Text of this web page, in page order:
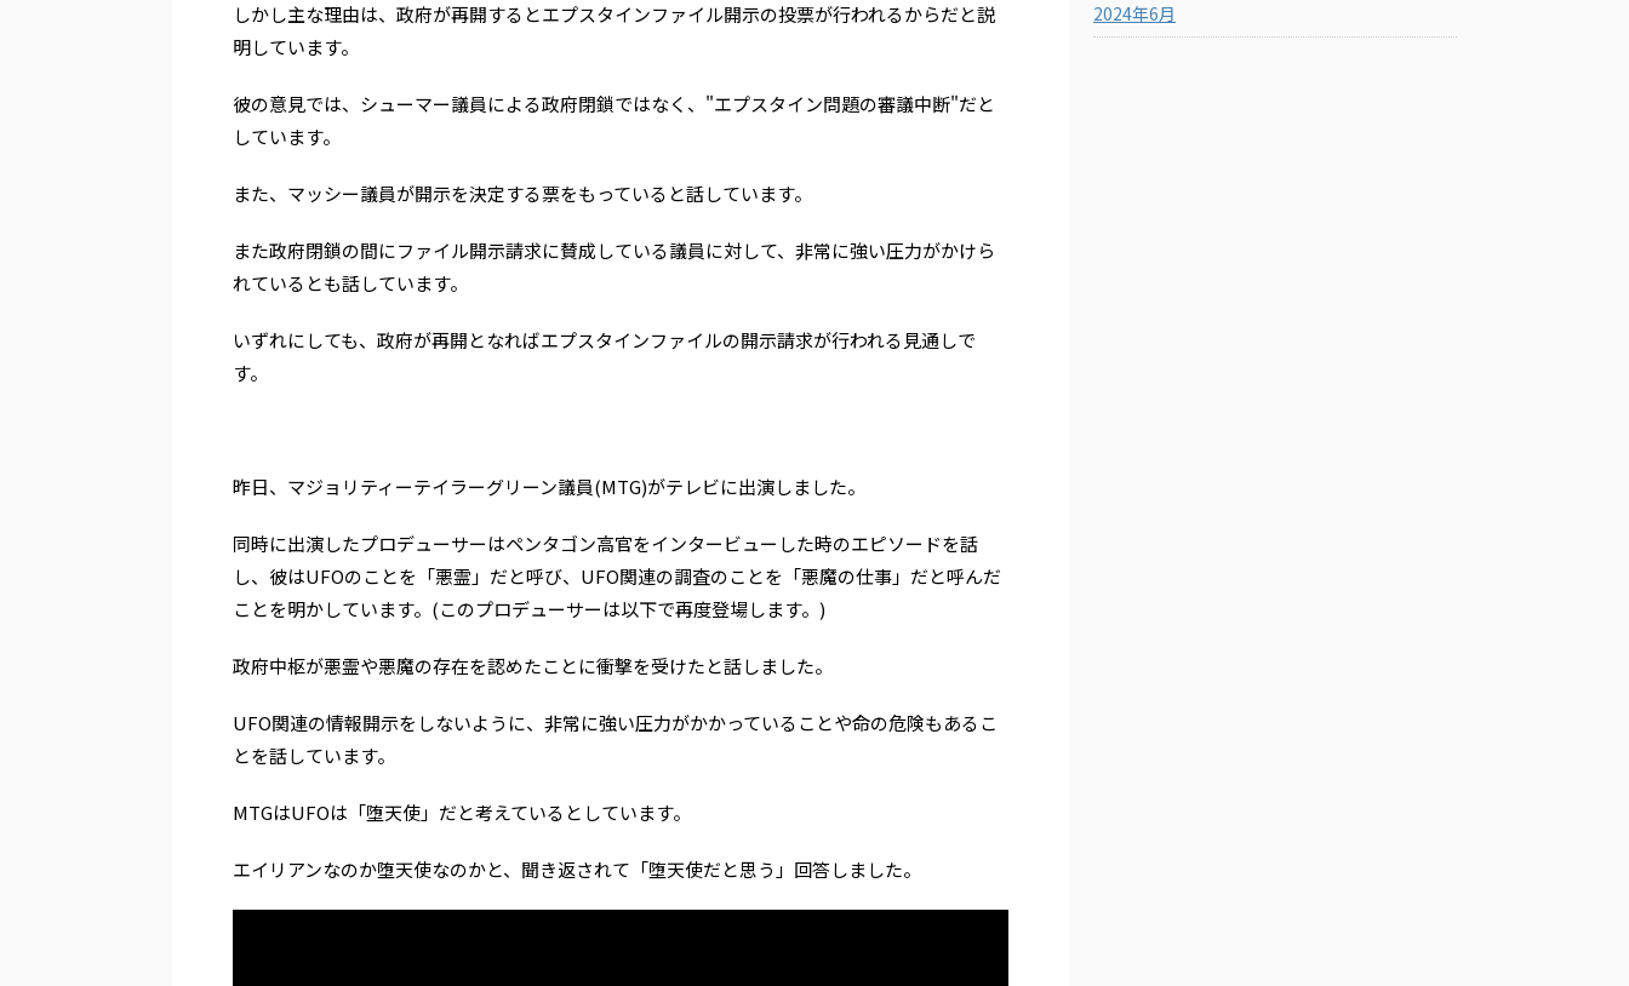
しかし主な理由は、政府が再開するとエプスタインファイル開示の投票が行われるからだと説
明しています。
彼の意見では、シューマー議員による政府閉鎖ではなく、"エプスタイン問題の審議中断"だと
しています。
また、マッシー議員が開示を決定する票をもっていると話しています。
また政府閉鎖の間にファイル開示請求に賛成している議員に対して、非常に強い圧力がかけら
れているとも話しています。
いずれにしても、政府が再開となればエプスタインファイルの開示請求が行われる見通しで
す。
昨日、マジョリティーテイラーグリーン議員(MTG)がテレビに出演しました。
同時に出演したプロデューサーはペンタゴン高官をインタービューした時のエピソードを話
し、彼はUFOのことを「悪霊」だと呼び、UFO関連の調査のことを「悪魔の仕事」だと呼んだ
ことを明かしています。(このプロデューサーは以下で再度登場します。)
政府中枢が悪霊や悪魔の存在を認めたことに衝撃を受けたと話しました。
UFO関連の情報開示をしないように、非常に強い圧力がかかっていることや命の危険もあるこ
とを話しています。
MTGはUFOは「堕天使」だと考えているとしています。
エイリアンなのか堕天使なのかと、聞き返されて「堕天使だと思う」回答しました。
2024年6月